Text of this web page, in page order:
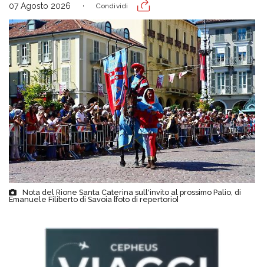
07 Agosto 2026 Condividi
Nota del Rione Santa Caterina sull'invito al prossimo Palio, di
Emanuele Filiberto di Savoia [foto di repertorio]